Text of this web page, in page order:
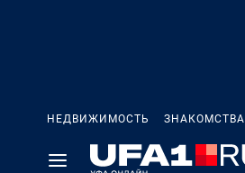
НЕДВИЖИМОСТЬ ЗНАКОМСТВА